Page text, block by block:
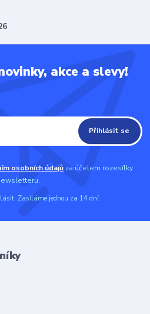
akce a slevy!
Přihlásit se
osobních údajů za účelem rozesílky
Zasíláme jednou za 14 dní.